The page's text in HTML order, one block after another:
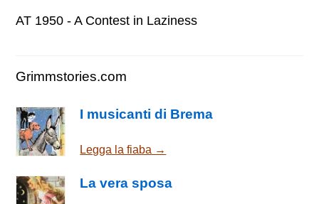
AT 1950 - A Contest in Laziness
Grimmstories.com
I musicanti di Brema
Legga la fiaba →
La vera sposa